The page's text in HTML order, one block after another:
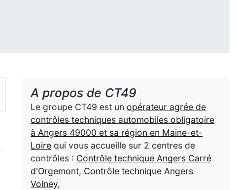
A propos de CT49
Le groupe CT49 est un opérateur agrée de
contrôles techniques automobiles obligatoire
à Angers 49000 et sa région en Maine-et-
Loire qui vous accueille sur 2 centres de
contrôles : Contrôle technique Angers Carré
d'Orgemont, Contrôle technique Angers
Volney,